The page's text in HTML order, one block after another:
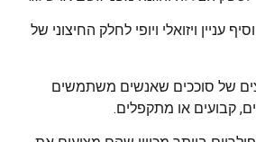
עניין ויזואלי ויופי לחלק החיצוני של
של סוככים שאנשים משתמשים
קבועים או מתקפלים.